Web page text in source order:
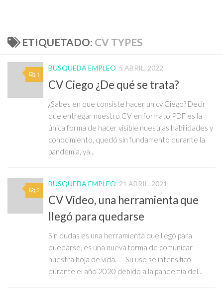
ETIQUETADO: CV TYPES
1
BUSQUEDA EMPLEO 5 ABRIL, 2022
CV Ciego ¿De qué se trata?
¿Sabes en que consiste hacer un cv Ciego? Decir
que entregar nuestro CV en formato PDF es la
única forma de hacer visible nuestras habilidades y
conocimiento, quedó sin fundamento durante la
pandemia, ya...
2
BUSQUEDA EMPLEO 21 ABRIL, 2021
CV Video, una herramienta que
llegó para quedarse
Sin dudas es una herramienta que llegó para
quedarse, es una nueva forma de comunicar
nuestra hoja de vida. Su uso se intensificó
durante el año 2020 debido a la pandemia del...